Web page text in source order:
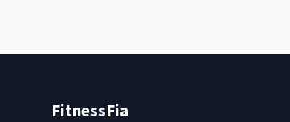
FitnessFia